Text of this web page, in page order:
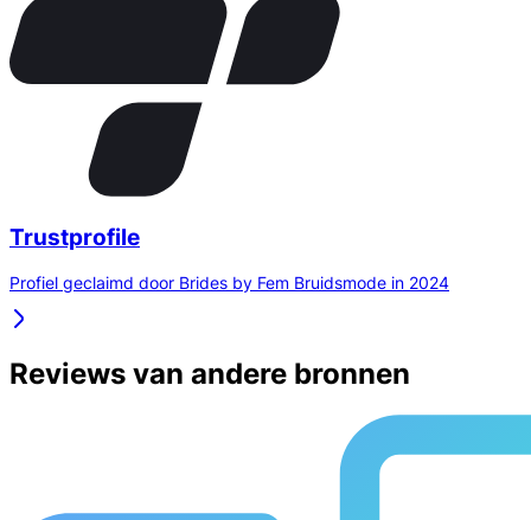
Trustprofile
Profiel geclaimd door Brides by Fem Bruidsmode in 2024
Reviews van andere bronnen